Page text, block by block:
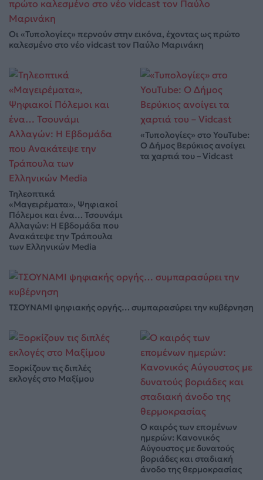
Οι «Τυπολογίες» περνούν στην εικόνα, έχοντας ως πρώτο
καλεσμένο στο νέο vidcast τον Παύλο Μαρινάκη
Τηλεοπτικά
«Μαγειρέματα», Ψηφιακοί
Πόλεμοι και ένα… Τσουνάμι
Αλλαγών: Η Εβδομάδα που
Ανακάτεψε την Τράπουλα
των Ελληνικών Media
«Τυπολογίες» στο YouTube:
Ο Δήμος Βερύκιος ανοίγει
τα χαρτιά του – Vidcast
ΤΣΟΥΝΑΜΙ ψηφιακής οργής… συμπαρασύρει την κυβέρνηση
Ξορκίζουν τις διπλές
εκλογές στο Μαξίμου
Ο καιρός των επομένων
ημερών: Κανονικός
Αύγουστος με δυνατούς
βοριάδες και σταδιακή
άνοδο της θερμοκρασίας